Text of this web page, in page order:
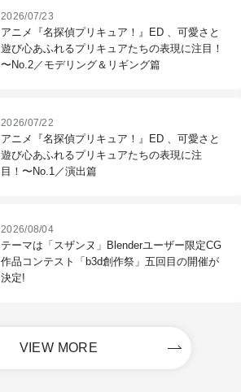
2026/07/23
アニメ『名探偵プリキュア！』ED 、可愛さと
遊び心あふれるプリキュアたちの表現に注目！
〜No.2／モデリング＆リギング篇
2026/07/22
アニメ『名探偵プリキュア！』ED 、可愛さと
遊び心あふれるプリキュアたちの表現に注
目！〜No.1／演出篇
2026/08/04
テーマは「スザンヌ」Blenderユーザー限定CG
作品コンテスト「b3d創作祭」五回目の開催が
決定!
VIEW MORE